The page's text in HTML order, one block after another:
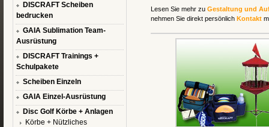
DISCRAFT Scheiben
bedrucken
GAIA Sublimation Team-
Ausrüstung
DISCRAFT Trainings +
Schulpakete
Scheiben Einzeln
GAIA Einzel-Ausrüstung
Disc Golf Körbe + Anlagen
Körbe + Nützliches
Lesen Sie mehr zu Gestaltung und
nehmen Sie direkt persönlich Kontakt